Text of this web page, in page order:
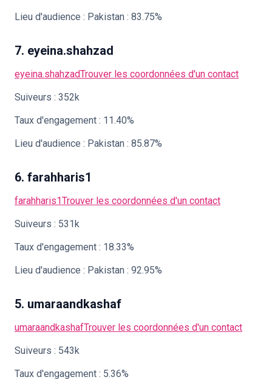
Lieu d'audience : Pakistan : 83.75%
7. eyeina.shahzad
eyeina.shahzadTrouver les coordonnées d'un contact
Suiveurs : 352k
Taux d'engagement : 11.40%
Lieu d'audience : Pakistan : 85.87%
6. farahharis1
farahharis1Trouver les coordonnées d'un contact
Suiveurs : 531k
Taux d'engagement : 18.33%
Lieu d'audience : Pakistan : 92.95%
5. umaraandkashaf
umaraandkashafTrouver les coordonnées d'un contact
Suiveurs : 543k
Taux d'engagement : 5.36%